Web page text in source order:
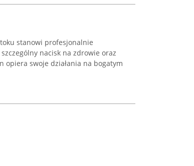
stanowi profesjonalnie
nacisk na zdrowie oraz
opiera swoje działania na bogatym